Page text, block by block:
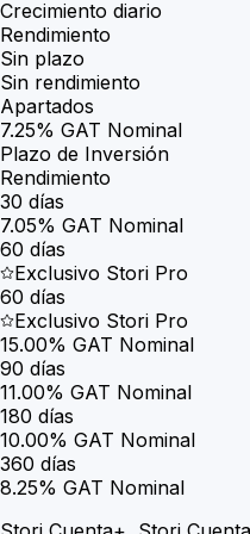
Crecimiento diario
Rendimiento
Sin plazo
Sin rendimiento
Apartados
7.25% GAT Nominal
Plazo de Inversión
Rendimiento
30 días
7.05% GAT Nominal
60 días
Exclusivo Stori Pro
60 días
Exclusivo Stori Pro
15.00% GAT Nominal
90 días
11.00% GAT Nominal
180 días
10.00% GAT Nominal
360 días
8.25% GAT Nominal